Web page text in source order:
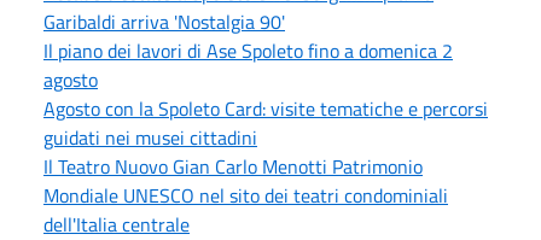
Garibaldi arriva 'Nostalgia 90'
Il piano dei lavori di Ase Spoleto fino a domenica 2
agosto
Agosto con la Spoleto Card: visite tematiche e percorsi
guidati nei musei cittadini
Il Teatro Nuovo Gian Carlo Menotti Patrimonio
Mondiale UNESCO nel sito dei teatri condominiali
dell'Italia centrale